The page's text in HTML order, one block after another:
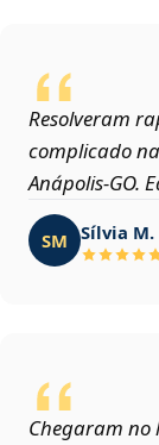
Resolveram
complicado
Anápolis‑GO.
SM Sílvia M.
Chegaram no